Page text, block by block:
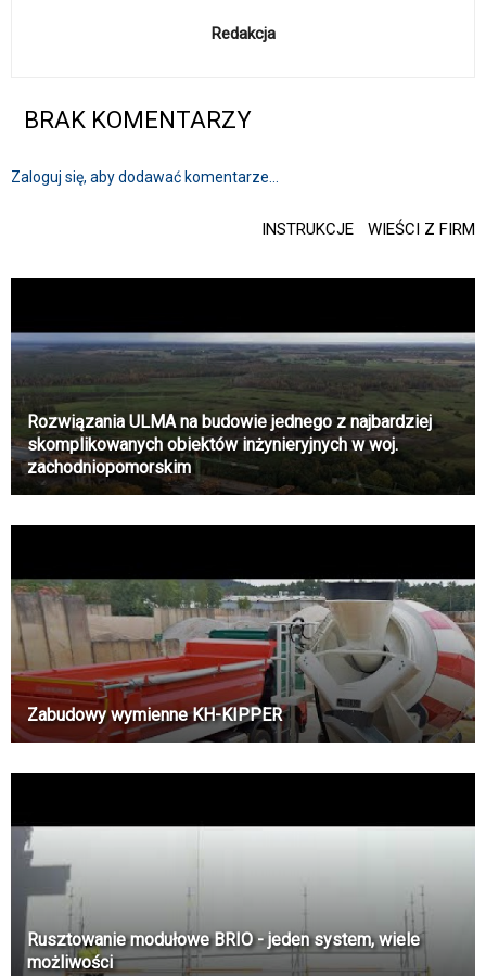
Redakcja
BRAK KOMENTARZY
Zaloguj się, aby dodawać komentarze...
INSTRUKCJE WIEŚCI Z FIRM
Rozwiązania ULMA na budowie jednego z najbardziej
skomplikowanych obiektów inżynieryjnych w woj.
zachodniopomorskim
Zabudowy wymienne KH-KIPPER
Rusztowanie modułowe BRIO - jeden system, wiele
możliwości